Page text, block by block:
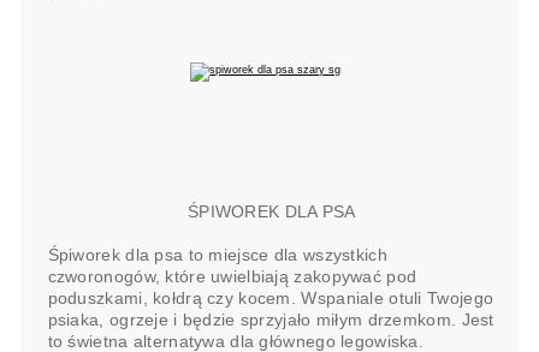
ŚPIWOREK DLA PSA
Śpiworek dla psa to miejsce dla wszystkich
czworonogów, które uwielbiają zakopywać pod
poduszkami, kołdrą czy kocem. Wspaniale otuli Twojego
psiaka, ogrzeje i będzie sprzyjało miłym drzemkom. Jest
to świetna alternatywa dla głównego legowiska.